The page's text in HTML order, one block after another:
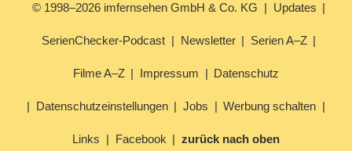
© 1998–2026 imfernsehen GmbH & Co. KG Updates
SerienChecker-Podcast Newsletter Serien A–Z
Filme A–Z Impressum Datenschutz
Datenschutzeinstellungen Jobs Werbung schalten
Links Facebook zurück nach oben